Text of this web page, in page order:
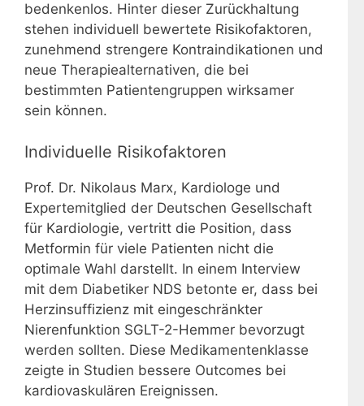
bedenkenlos. Hinter dieser Zurückhaltung
stehen individuell bewertete Risikofaktoren,
zunehmend strengere Kontraindikationen und
neue Therapiealternativen, die bei
bestimmten Patientengruppen wirksamer
sein können.
Individuelle Risikofaktoren
Prof. Dr. Nikolaus Marx, Kardiologe und
Expertemitglied der Deutschen Gesellschaft
für Kardiologie, vertritt die Position, dass
Metformin für viele Patienten nicht die
optimale Wahl darstellt. In einem Interview
mit dem Diabetiker NDS betonte er, dass bei
Herzinsuffizienz mit eingeschränkter
Nierenfunktion SGLT-2-Hemmer bevorzugt
werden sollten. Diese Medikamentenklasse
zeigte in Studien bessere Outcomes bei
kardiovaskulären Ereignissen.